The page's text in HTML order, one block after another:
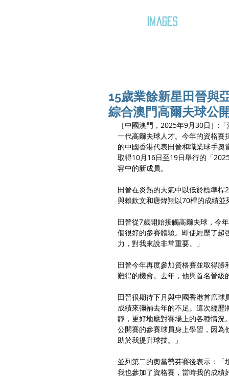
IMAGES
15歲業餘新星田晉與
綜合澳門高爾夫球公
［中國澳門，2025年9月30日］:
一代高爾夫球人才。今年的資格
的中國香港代表田晉和職業球手奧
取得10月16日至19日舉行的「
容中的新成員。
田晉在炎熱的天氣中以低於標準
與賴欽文和唐煒翔以70桿的成績並
田晉從7歲開始接觸高爾夫球，今
個很好的參賽體驗。即使經歷了超
力，對我來說非常重要。」
田晉今年再度參加資格賽並取得
難得的機會。去年，他與首名晉級
田晉很期待下月與中國香港首席
成績來彌補去年的不足。這次經
靜，更好地應對賽場上的各種情
公開賽的參賽球員身上學習，因
助於我提升球技。」
並列第二的奧當勞芬賽後表示：
我也參加了資格賽，當時我的成